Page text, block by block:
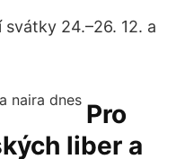
24.–26. 12. a
Pro
liber a